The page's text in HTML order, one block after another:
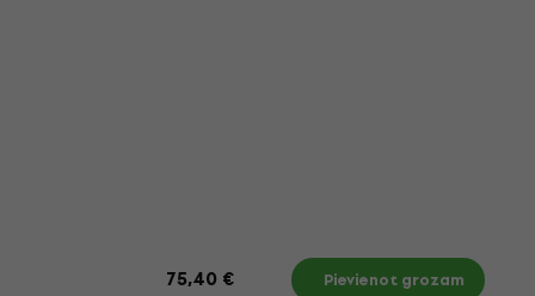
75,40 € Pievienot grozam